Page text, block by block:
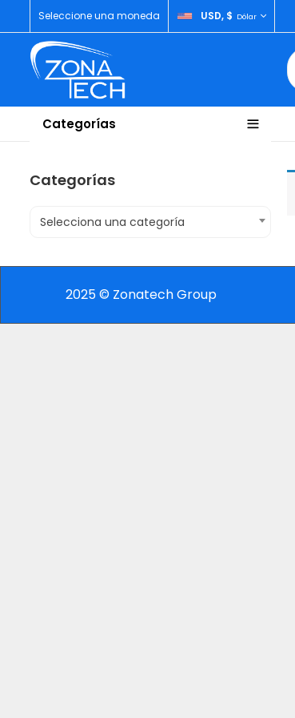
Seleccione una moneda USD, $ Dólar
Categorías
Categorías
Selecciona una categoría
2025 © Zonatech Group